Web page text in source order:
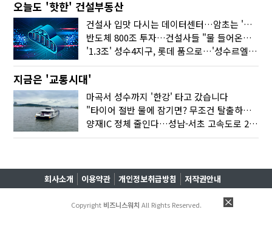
오늘도 '핫한' 건설부동산
건설사 입맛 다시는 데이터센터…암초는 '주민 반대'
반도체 800조 투자…건설사들 "물 들어온다!"
'1.3조' 성수4지구, 롯데 품으로…'성수르엘 S70' 거듭
지금은 '교통시대'
마곡서 성수까지 '한강' 타고 갔습니다
"타이어 절반 물에 잠기면? 무조건 탈출하세요"
양재IC 정체 줄인다…성남-서초 고속도로 2029년 착공
회사소개 이용약관 개인정보취급방침 저작권안내
Copyright 비즈니스워치 All Rights Reserved.